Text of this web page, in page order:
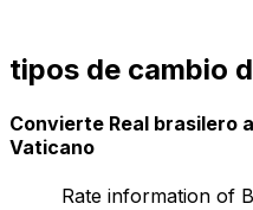
tipos de cambio
Convierte Real brasilero
Vaticano
Rate information of